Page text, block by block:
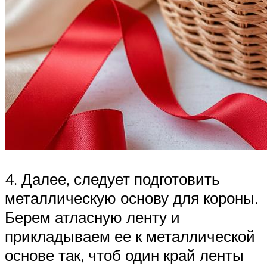
4. Далее, следует подготовить
металлическую основу для короны.
Берем атласную ленту и
прикладываем ее к металлической
основе так, чтоб один край ленты